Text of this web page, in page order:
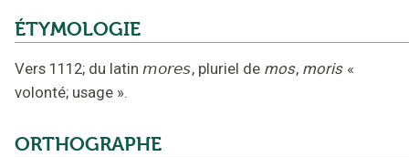
ÉTYMOLOGIE
Vers 1112; du latin mores, pluriel de mos, moris «
volonté; usage ».
ORTHOGRAPHE